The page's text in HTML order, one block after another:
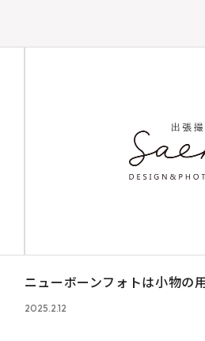
ニューボーンフォトは小物の
2025.2.12